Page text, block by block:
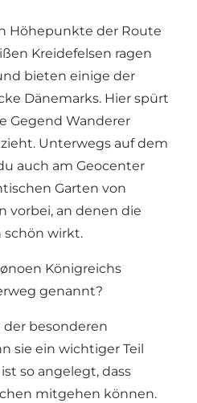
Höhepunkte der Route
Kreidefelsen ragen
bieten einige der
Dänemarks. Hier spürt
Gegend Wanderer
Unterwegs auf dem
auch am Geocenter
Garten von
vorbei, an denen die
schön wirkt.
Königreichs
genannt?
besonderen
sie ein wichtiger Teil
so angelegt, dass
mitgehen können.